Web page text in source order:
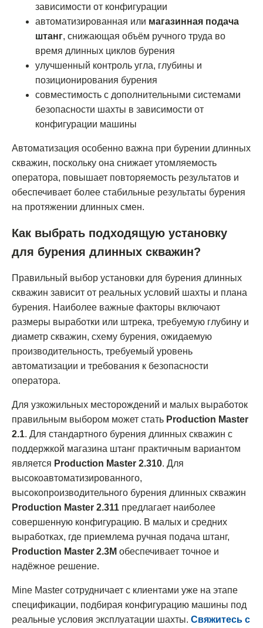
зависимости от конфигурации
автоматизированная или магазинная подача
штанг, снижающая объём ручного труда во
время длинных циклов бурения
улучшенный контроль угла, глубины и
позиционирования бурения
совместимость с дополнительными системами
безопасности шахты в зависимости от
конфигурации машины
Автоматизация особенно важна при бурении длинных
скважин, поскольку она снижает утомляемость
оператора, повышает повторяемость результатов и
обеспечивает более стабильные результаты бурения
на протяжении длинных смен.
Как выбрать подходящую установку
для бурения длинных скважин?
Правильный выбор установки для бурения длинных
скважин зависит от реальных условий шахты и плана
бурения. Наиболее важные факторы включают
размеры выработки или штрека, требуемую глубину и
диаметр скважин, схему бурения, ожидаемую
производительность, требуемый уровень
автоматизации и требования к безопасности
оператора.
Для узкожильных месторождений и малых выработок
правильным выбором может стать Production Master
2.1. Для стандартного бурения длинных скважин с
поддержкой магазина штанг практичным вариантом
является Production Master 2.310. Для
высокоавтоматизированного,
высокопроизводительного бурения длинных скважин
Production Master 2.311 предлагает наиболее
совершенную конфигурацию. В малых и средних
выработках, где приемлема ручная подача штанг,
Production Master 2.3M обеспечивает точное и
надёжное решение.
Mine Master сотрудничает с клиентами уже на этапе
спецификации, подбирая конфигурацию машины под
реальные условия эксплуатации шахты. Свяжитесь с